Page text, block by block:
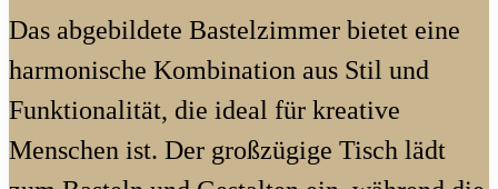
Das abgebildete Bastelzimmer bietet eine
harmonische Kombination aus Stil und
Funktionalität, die ideal für kreative
Menschen ist. Der großzügige Tisch lädt